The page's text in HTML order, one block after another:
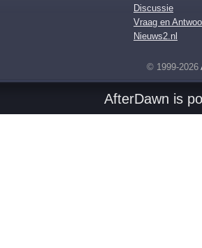
Discussie
Vraag en
Nieuws2.nl
© 1999-2026
AfterDawn is